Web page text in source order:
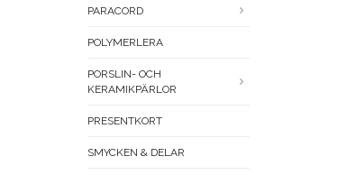
PARACORD
POLYMERLERA
PORSLIN- OCH
KERAMIKPÄRLOR
PRESENTKORT
SMYCKEN & DELAR